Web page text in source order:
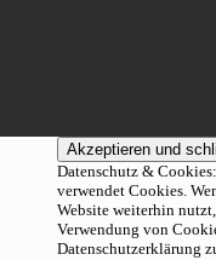
Datenschutz &
verwendet Cookies.
Website weiterhin
Verwendung von
Datenschutzerklärung